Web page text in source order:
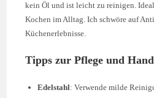
kein Öl und ist leicht zu reinigen.
Kochen im Alltag. Ich schwöre auf
Küchenerlebnisse.
Tipps zur Pflege und
Edelstahl: Verwende milde